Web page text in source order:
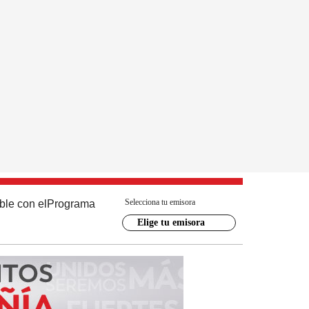
con el Programa Selecciona tu emisora
Elige tu emisora